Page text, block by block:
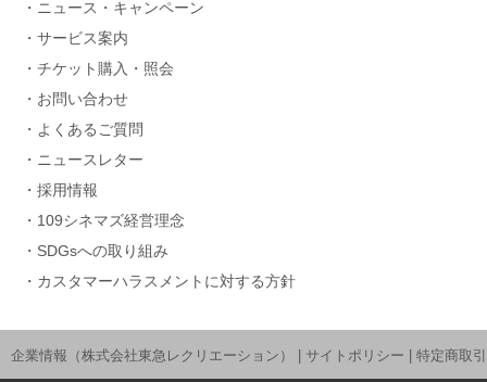
ニュース・キャンペーン
サービス案内
チケット購入・照会
お問い合わせ
よくあるご質問
ニュースレター
採用情報
109シネマズ経営理念
SDGsへの取り組み
カスタマーハラスメントに対する方針
企業情報（株式会社東急レクリエーション） サイトポリシー 特定商取